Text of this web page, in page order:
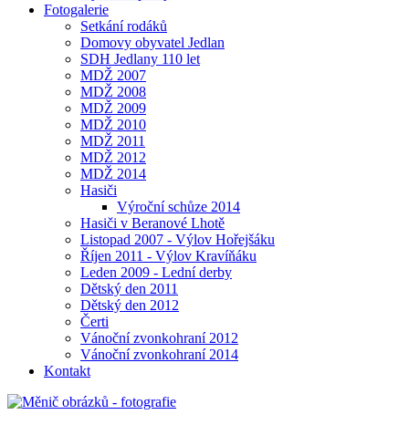
Fotogalerie
Setkání rodáků
Domovy obyvatel Jedlan
SDH Jedlany 110 let
MDŽ 2007
MDŽ 2008
MDŽ 2009
MDŽ 2010
MDŽ 2011
MDŽ 2012
MDŽ 2014
Hasiči
Výroční schůze 2014
Hasiči v Beranové Lhotě
Listopad 2007 - Výlov Hořejšáku
Říjen 2011 - Výlov Kravíňáku
Leden 2009 - Lední derby
Dětský den 2011
Dětský den 2012
Čerti
Vánoční zvonkohraní 2012
Vánoční zvonkohraní 2014
Kontakt